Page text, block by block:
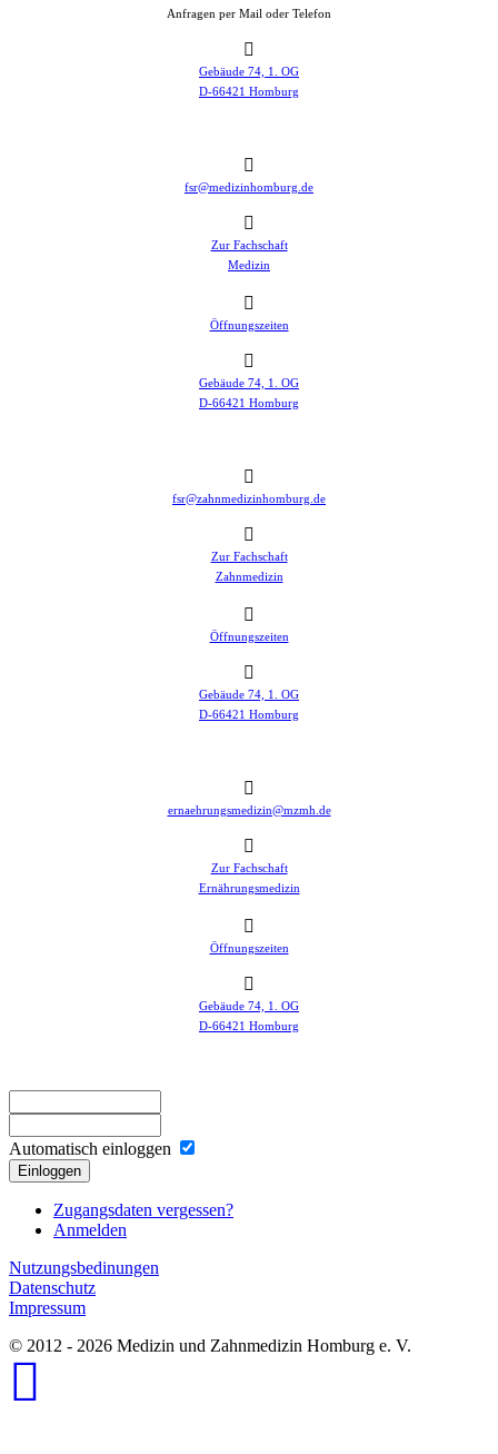
Anfragen per Mail oder Telefon
Gebäude 74, 1. OG
D-66421 Homburg
fsr@medizinhomburg.de
Zur Fachschaft
Medizin
Öffnungszeiten
Gebäude 74, 1. OG
D-66421 Homburg
fsr@zahnmedizinhomburg.de
Zur Fachschaft
Zahnmedizin
Öffnungszeiten
Gebäude 74, 1. OG
D-66421 Homburg
ernaehrungsmedizin@mzmh.de
Zur Fachschaft
Ernährungsmedizin
Öffnungszeiten
Gebäude 74, 1. OG
D-66421 Homburg
Automatisch einloggen
Einloggen
Zugangsdaten vergessen?
Anmelden
Nutzungsbedinungen
Datenschutz
Impressum
© 2012 - 2026 Medizin und Zahnmedizin Homburg e. V.